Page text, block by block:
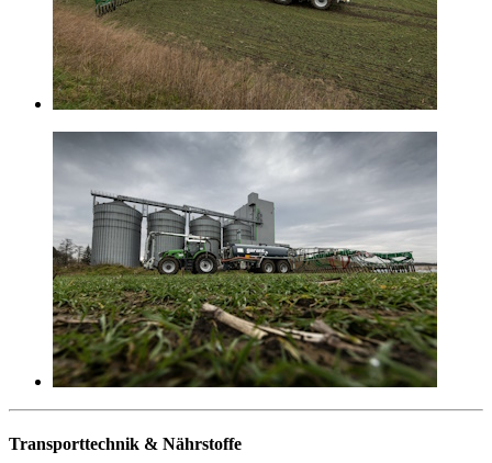
Transporttechnik & Nährstoffe